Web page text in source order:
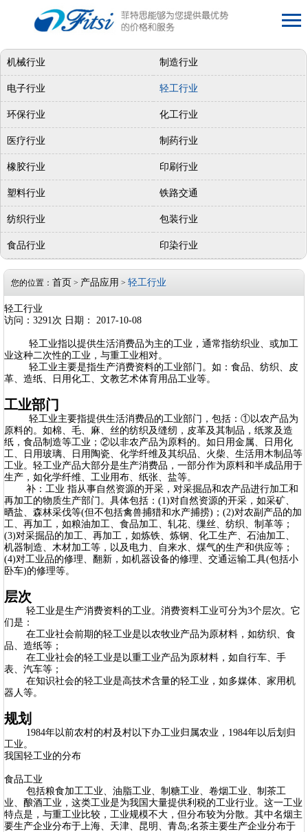
机械行业 制造行业
电子行业 轻工行业
环保行业 化工行业
医疗行业 制药行业
橡胶行业 印刷行业
塑料行业 铁路交通
纺织行业 包装行业
食品行业 印染行业
您的位置： 首页 > 产品应用 > 轻工行业
轻工行业
访问：3291次 日期： 2017-10-08
轻工业指以提供生活消费品为主的工业，通常指纺织业、或加工
业这种二次性的工业，与重工业相对。
轻工业主要是指生产消费资料的工业部门。如：食品、纺织、皮
革、造纸、日用化工、文教艺术体育用品工业等。
工业部门
轻工业主要指提供生活消费品的工业部门，包括：①以农产品为
原料的。如棉、毛、麻、丝的纺织及缝纫，皮革及其制品，纸浆及造
纸，食品制造等工业；②以非农产品为原料的。如日用金属、日用化
工、日用玻璃、日用陶瓷、化学纤维及其织品、火柴、生活用木制品等
工业。轻工业产品大部分是生产消费品，一部分作为原料和半成品用于
生产，如化学纤维、工业用布、纸张、盐等。
补：工业 指从事自然资源的开采，对采掘品和农产品进行加工和
再加工的物质生产部门。具体包括：(1)对自然资源的开采，如采矿、
晒盐、森林采伐等(但不包括禽兽捕猎和水产捕捞)；(2)对农副产品的加
工、再加工，如粮油加工、食品加工、轧花、缫丝、纺织、制革等；
(3)对采掘品的加工、再加工，如炼铁、炼钢、化工生产、石油加工、
机器制造、木材加工等，以及电力、自来水、煤气的生产和供应等；
(4)对工业品的修理、翻新，如机器设备的修理、交通运输工具(包括小
卧车)的修理等。
层次
轻工业是生产消费资料的工业。消费资料工业可分为3个层次。它
们是：
在工业社会前期的轻工业是以农牧业产品为原材料，如纺织、食
品、造纸等；
在工业社会的轻工业是以重工业产品为原材料，如自行车、手
表、汽车等；
在知识社会的轻工业是高技术含量的轻工业，如多媒体、家用机
器人等。
规划
1984年以前农村的村及村以下办工业归属农业，1984年以后划归
工业。
我国轻工业的分布
食品工业
包括粮食加工工业、油脂工业、制糖工业、卷烟工业、制茶工
业、酿酒工业，这类工业是为我国大量提供利税的工业行业。这一工业
特点是，与重工业比较，工业规模不大，但分布较为分散。其中名烟主
要生产企业分布于上海、天津、昆明、青岛;名茶主要生产企业分布于